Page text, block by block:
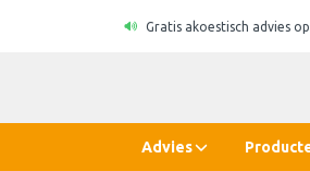
Gratis akoestisch advies
Advies